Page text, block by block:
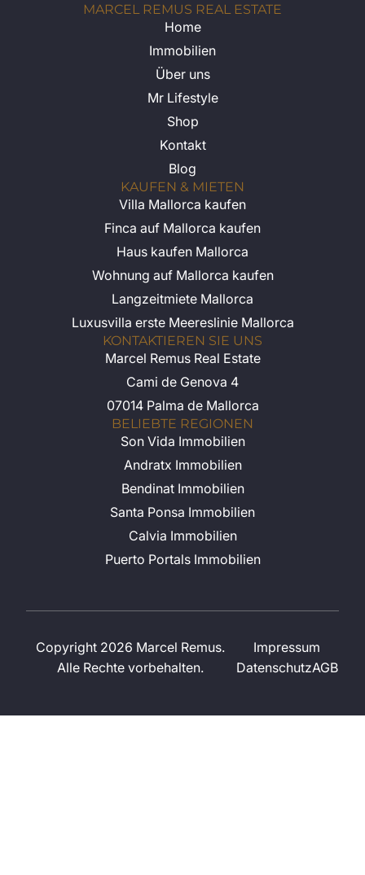
MARCEL REMUS REAL ESTATE
Home
Immobilien
Über uns
Mr Lifestyle
Shop
Kontakt
Blog
KAUFEN & MIETEN
Villa Mallorca kaufen
Finca auf Mallorca kaufen
Haus kaufen Mallorca
Wohnung auf Mallorca kaufen
Langzeitmiete Mallorca
Luxusvilla erste Meereslinie Mallorca
KONTAKTIEREN SIE UNS
Marcel Remus Real Estate
Cami de Genova 4
07014 Palma de Mallorca
BELIEBTE REGIONEN
Son Vida Immobilien
Andratx Immobilien
Bendinat Immobilien
Santa Ponsa Immobilien
Calvia Immobilien
Puerto Portals Immobilien
Copyright 2026 Marcel Remus.
Alle Rechte vorbehalten.
Impressum
DatenschutzAGB